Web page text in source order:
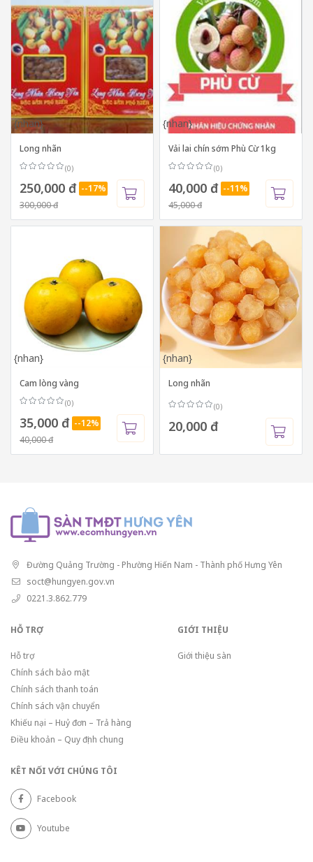
{nhan}
Long nhãn
(0)
250,000 đ --17%
300,000 đ
{nhan}
Vải lai chín sớm Phù Cừ 1kg
(0)
40,000 đ --11%
45,000 đ
{nhan}
Cam lòng vàng
(0)
35,000 đ --12%
40,000 đ
{nhan}
Long nhãn
(0)
20,000 đ
Đường Quảng Trường - Phường Hiến Nam - Thành phố Hưng Yên
soct@hungyen.gov.vn
0221.3.862.779
HỖ TRỢ
Hỗ trợ
Chính sách bảo mật
Chính sách thanh toán
Chính sách vận chuyển
Khiếu nại – Huỷ đơn – Trả hàng
Điều khoản – Quy định chung
GIỚI THIỆU
Giới thiệu sàn
KÊT NỐI VỚI CHÚNG TÔI
Facebook
Youtube